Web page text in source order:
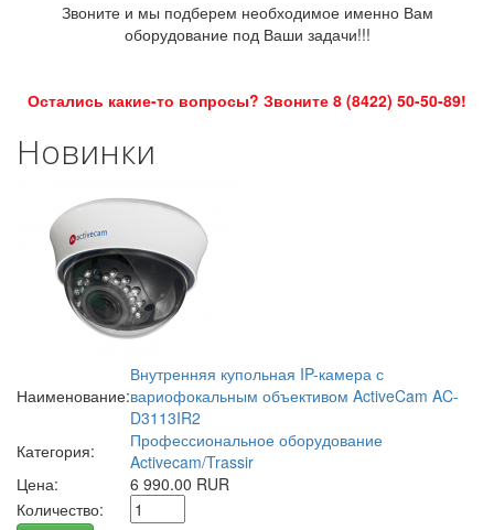
Звоните и мы подберем необходимое именно Вам
оборудование под Ваши задачи!!!
Остались какие-то вопросы? Звоните 8 (8422) 50-50-89!
Новинки
Наименование:
Внутренняя купольная IP-камера с
вариофокальным объективом ActiveCam AC-
D3113IR2
Категория:
Профессиональное оборудование
Activecam/Trassir
Цена:
6 990.00 RUR
Количество: